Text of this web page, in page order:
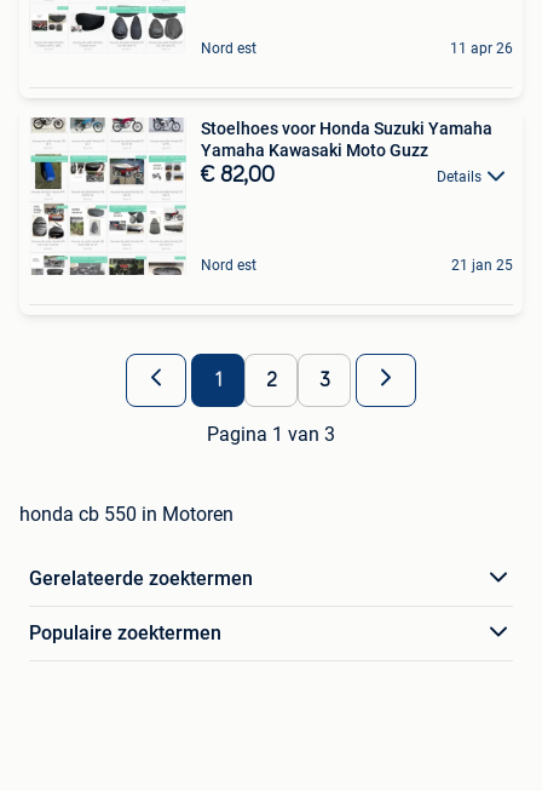
Nord est 11 apr 26
Stoelhoes voor Honda Suzuki Yamaha
Yamaha Kawasaki Moto Guzz
€ 82,00 Details
Nord est 21 jan 25
1 2 3
Pagina 1 van 3
honda cb 550 in Motoren
Gerelateerde zoektermen
Populaire zoektermen